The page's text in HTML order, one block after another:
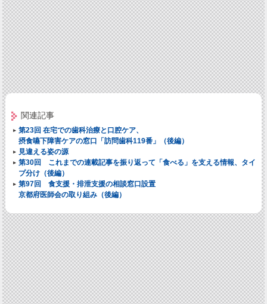
関連記事
第23回 在宅での歯科治療と口腔ケア、
摂食嚥下障害ケアの窓口「訪問歯科119番」（後編）
見違える姿の源
第30回 これまでの連載記事を振り返って 「食べる」を支える情報、タイ
プ分け（後編）
第97回 食支援・排泄支援の相談窓口設置
京都府医師会の取り組み（後編）